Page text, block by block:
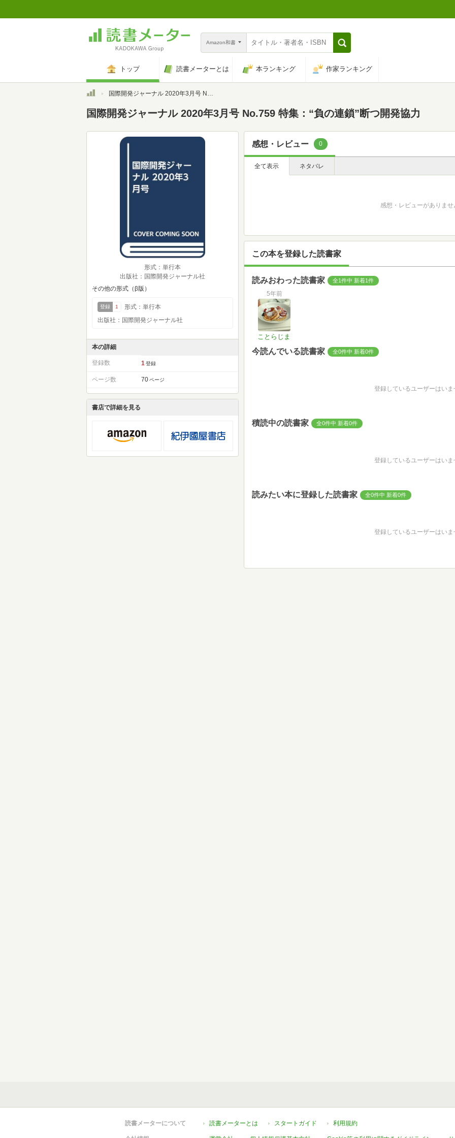
Amazon和書
トップ 読書メーターとは 本ランキング 作家ランキング
トップ国際開発ジャーナル 2020年3月号 No.759 特集：“負の連鎖”断つ開発協力
国際開発ジャーナル 2020年3月号 No.759 特集：“負の連鎖”断つ開発協力
形式：単行本
出版社：国際開発ジャーナル社
その他の形式（β版）
登録 1
形式：単行本
出版社：国際開発ジャーナル社
本の詳細
登録数 1 登録
ページ数 70 ページ
書店で詳細を見る
感想・レビュー 0
全て表示 ネタバレ
感想・レビューがありませ
この本を登録した読書家
読みおわった読書家 全1件中 新着1件
5年前
ことらじま
今読んでいる読書家 全0件中 新着0件
登録しているユーザーはいま
積読中の読書家 全0件中 新着0件
登録しているユーザーはいま
読みたい本に登録した読書家 全0件中 新着0件
登録しているユーザーはいま
読書メーターについて 読書メーターとは スタートガイド 利用規約